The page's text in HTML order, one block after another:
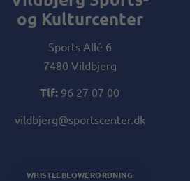
og Kulturcenter
Sports Allé 6
7480 Vildbjerg
Tlf: 96 27 07 00
vildbjerg@sportscenter.dk
WHISTLEBLOWERORDNING